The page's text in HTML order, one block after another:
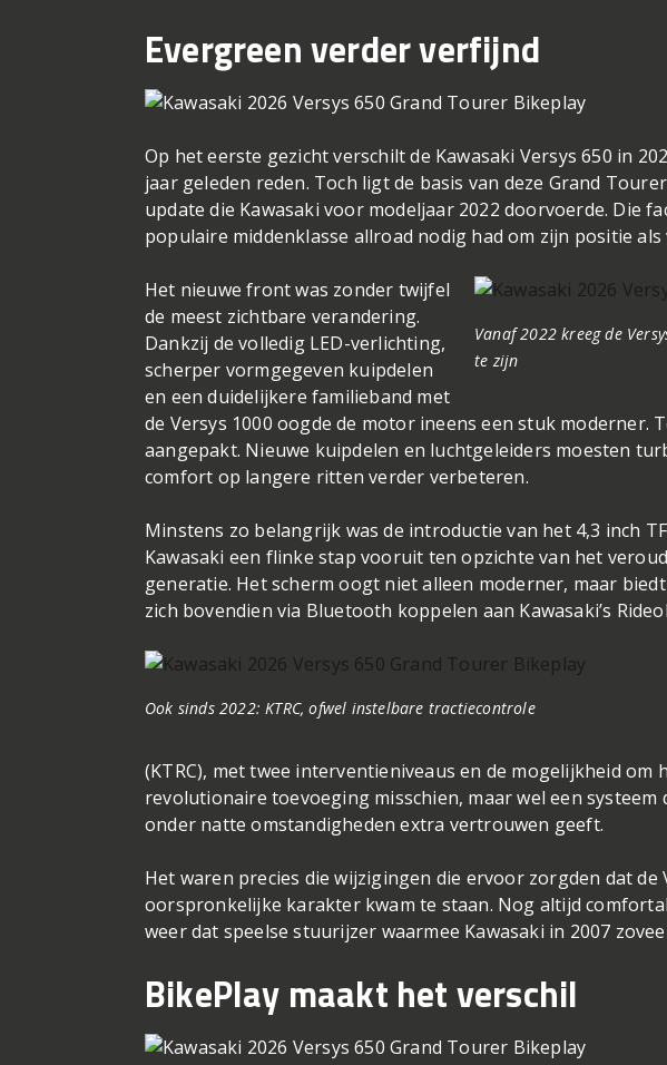
Evergreen verder verfijnd
Op het eerste gezicht verschilt de Kawasaki Versys 650 in
jaar geleden reden. Toch ligt de basis van deze Grand
update die Kawasaki voor modeljaar 2022 doorvoerde. Die
populaire middenklasse allroad nodig had om zijn positie
Vanaf 2022 kreeg de
te zijn
Het nieuwe front was zonder twijfel
de meest zichtbare verandering.
Dankzij de volledig LED-verlichting,
scherper vormgegeven kuipdelen
en een duidelijkere familieband met
de Versys 1000 oogde de motor ineens een stuk moderner.
aangepakt. Nieuwe kuipdelen en luchtgeleiders moesten
comfort op langere ritten verder verbeteren.
Minstens zo belangrijk was de introductie van het 4,3 inch
Kawasaki een flinke stap vooruit ten opzichte van het
generatie. Het scherm oogt niet alleen moderner, maar
zich bovendien via Bluetooth koppelen aan Kawasaki’s
Ook sinds 2022: KTRC, ofwel instelbare tractiecontrole
(KTRC), met twee interventieniveaus en de mogelijkheid om
revolutionaire toevoeging misschien, maar wel een
onder natte omstandigheden extra vertrouwen geeft.
Het waren precies die wijzigingen die ervoor zorgden dat de
oorspronkelijke karakter kwam te staan. Nog altijd
weer dat speelse stuurijzer waarmee Kawasaki in 2007